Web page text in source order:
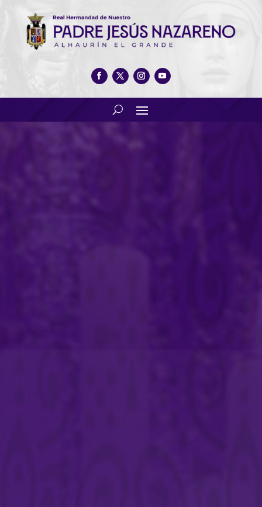
Su Majestad el Rey, Presidente